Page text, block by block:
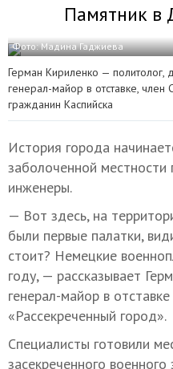
Памятник в
Фото: Мадина Гаджиева
Герман Кириленко — политолог,
генерал-майор в отставке, член
гражданин Каспийска
История города
заболоченной местности
инженеры.
— Вот здесь, на
были первые палатки,
стоит? Немецкие
году, — рассказывает
генерал-майор в
«Рассекреченный город».
Специалисты готовили
засекреченного